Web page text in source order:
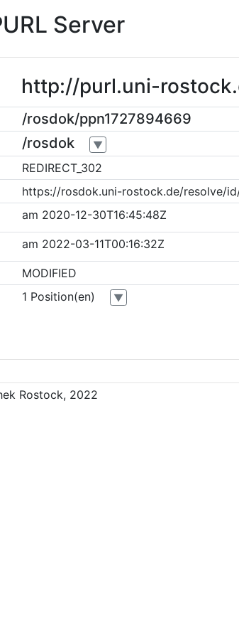
Server
http://purl.uni-
/rosdok/ppn1727894669
/rosdok ▼
REDIRECT_302
https://rosdok.uni-rostock.de/resolve/
am 2020-12-30T16:45:48Z
am 2022-03-11T00:16:32Z
MODIFIED
1 Position(en) ▼
Rostock, 2022